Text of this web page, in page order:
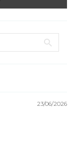
23/06/2026